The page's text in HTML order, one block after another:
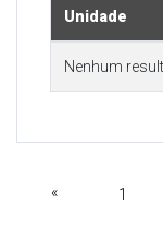
Unidade
Nenhum
« 1